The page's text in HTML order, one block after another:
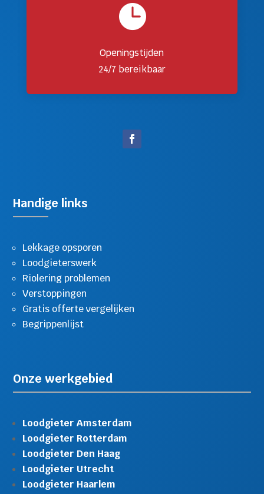

Openingstijden
24/7 bereikbaar
Handige links
Lekkage opsporen
Loodgieterswerk
Riolering problemen
Verstoppingen
Gratis offerte vergelijken
Begrippenlijst
Onze werkgebied
Loodgieter Amsterdam
Loodgieter Rotterdam
Loodgieter Den Haag
Loodgieter Utrecht
Loodgieter Haarlem